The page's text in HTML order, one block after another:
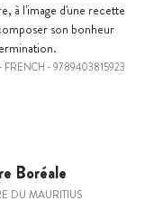
à l'image d'une recette
son bonheur
- FRENCH - 9789403815923
Boréale
DU MAURITIUS